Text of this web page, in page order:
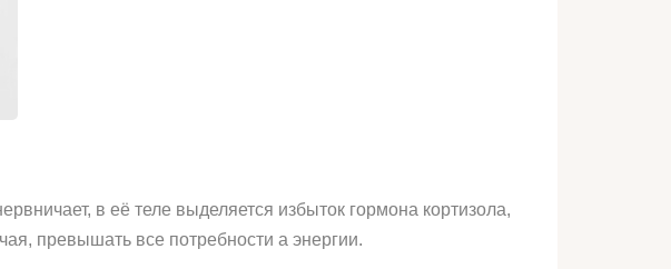
в её теле выделяется избыток гормона кортизола,
превышать все потребности а энергии.